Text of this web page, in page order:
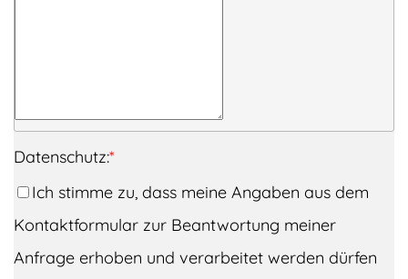
Datenschutz:*
Ich stimme zu, dass meine Angaben aus dem
Kontaktformular zur Beantwortung meiner
Anfrage erhoben und verarbeitet werden dürfen